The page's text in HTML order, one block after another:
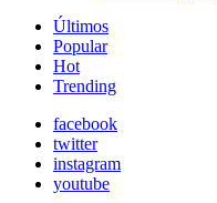
Últimos
Popular
Hot
Trending
facebook
twitter
instagram
youtube